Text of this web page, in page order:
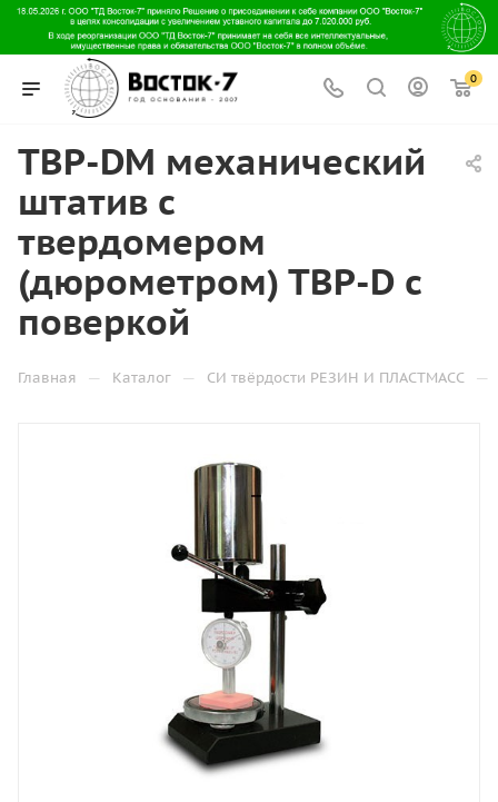
0
ТВР-DМ механический
штатив с
твердомером
(дюрометром) ТВР-D с
поверкой
Главная — Каталог — СИ твёрдости РЕЗИН И ПЛАСТМАСС —